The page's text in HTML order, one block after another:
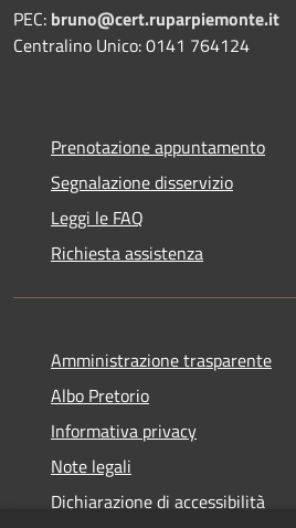
PEC: bruno@cert.ruparpiemonte.it
Centralino Unico: 0141 764124
Prenotazione appuntamento
Segnalazione disservizio
Leggi le FAQ
Richiesta assistenza
Amministrazione trasparente
Albo Pretorio
Informativa privacy
Note legali
Dichiarazione di accessibilità